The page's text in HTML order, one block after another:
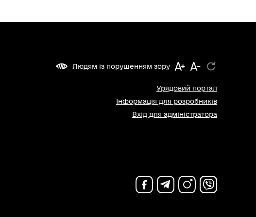
Людям із порушенням зору
Урядовий портал
Інформація для розробників
Вхід для адміністратора